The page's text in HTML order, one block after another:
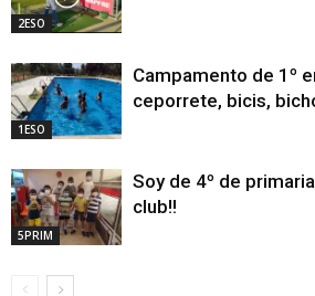
2ESO
1ESO
Campamento de 1º
ceporrete, bicis,
5PRIM
Soy de 4º de
club!!